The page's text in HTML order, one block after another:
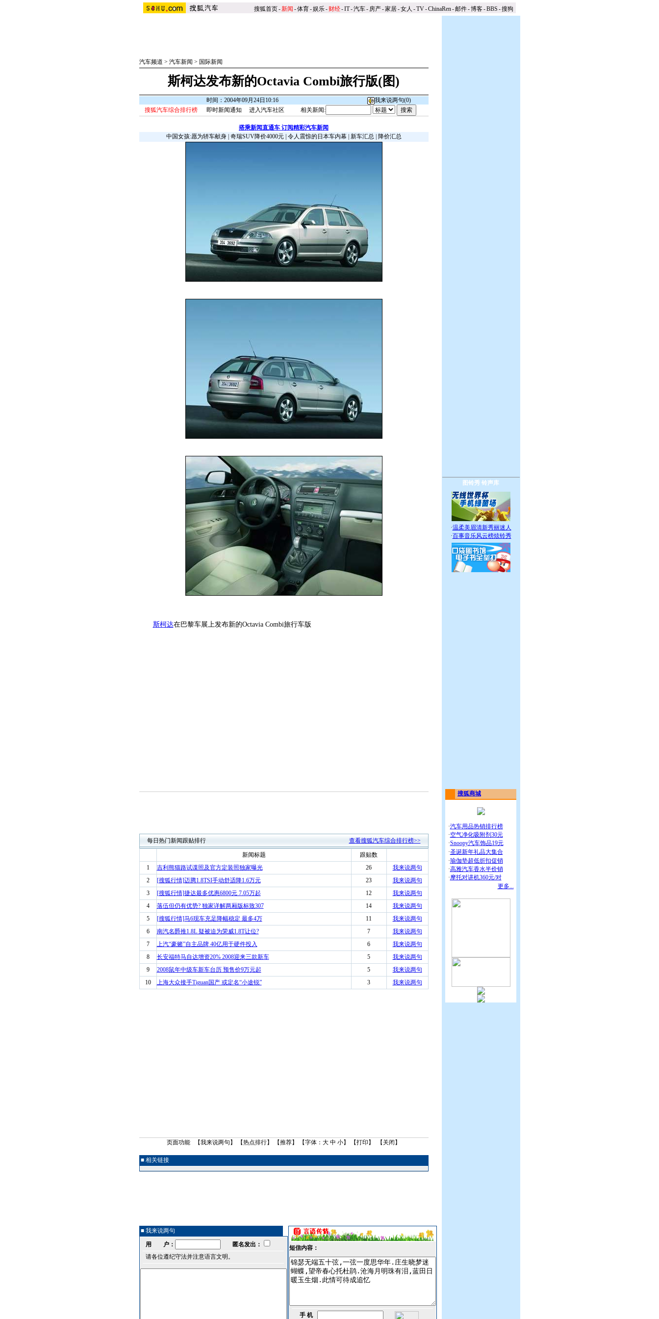
搜狐首页-新闻 -体育-娱乐- 财经-IT-汽车- 房产-家居-女人 -TV-ChinaRen-邮件-博客-BBS -搜狗
汽车频道 > 汽车新闻 > 国际新闻
斯柯达发布新的Octavia Combi旅行版(图)
时间：2004年09月24日10:16 我来说两句(0)
搜狐汽车综合排行榜
即时新闻通知 进入汽车社区 相关新闻:
搭乘新闻直通车 订阅精彩汽车新闻
中国女孩:愿为轿车献身| 奇瑞SUV降价4000元| 令人震惊的日本车内幕| 新车汇总 降价汇总
斯柯达在巴黎车展上发布新的Octavia Combi旅行车版
每日热门新闻跟贴排行 查看搜狐汽车综合排行榜>>
新闻标题
跟贴数
1
吉利熊猫路试谍照及官方定装照独家曝光 26
我来说两句
2
[搜狐行情]迈腾1.8TSI手动舒适降1.6万元 23
我来说两句
3
[搜狐行情]捷达最多优惠6800元 7.05万起 12
我来说两句
4
落伍但仍有优势? 独家详解两厢版标致307 14
我来说两句
5
[搜狐行情]马6现车充足降幅稳定 最多4万 11
我来说两句
6
南汽名爵推1.8L 疑被迫为荣威1.8T让位? 7
我来说两句
7
上汽“豪赌”自主品牌 40亿用于硬件投入 6
我来说两句
8
长安福特马自达增资20% 2008迎来三款新车 5
我来说两句
9
2008鼠年中级车新车台历 预售价9万元起 5
我来说两句
10
上海大众接手Tiguan国产 或定名“小途锐” 3 我来说两句
页面功能 【我来说两句 】 【热点排行】 【推荐】 【字体： 大 中 小】 【打印 】 【 关闭 】
■ 相关链接
■ 我来说两句
用 户：
匿名发出：
请各位遵纪守法并注意语言文明。
短信内容：
手 机
图铃秀 铃声库
·温柔美眉清新秀丽迷人
·百事音乐风云榜炫铃秀
搜狐商城
·汽车用品热销排行榜
·空气净化吸附剂30元
·Snoopy汽车饰品19元
·圣诞新年礼品大集合
·瑜伽垫超低折扣促销
·高雅汽车香水半价销
·摩托对讲机360元/对
更多...